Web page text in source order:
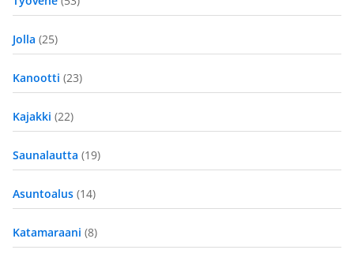
Jolla (25)
Kanootti (23)
Kajakki (22)
Saunalautta (19)
Asuntoalus (14)
Katamaraani (8)